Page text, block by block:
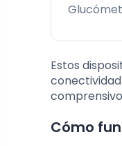
Estos
Cómo